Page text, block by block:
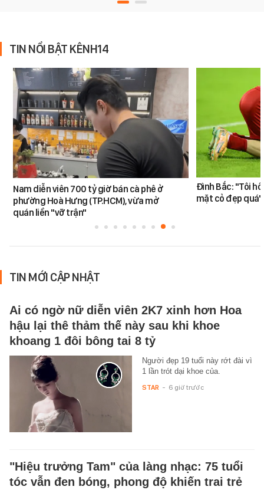
TIN NỔI BẬT KÊNH14
Nam diễn viên 700 tỷ giờ bán cà phê ở
phường Hoà Hưng (TP.HCM), vừa mở
quán liền "vỡ trận"
Đình Bắc: "Tôi
mặt cỏ đẹp quá"
TIN MỚI CẬP NHẬT
Ai có ngờ nữ diễn viên 2K7 xinh hơn Hoa
hậu lại thê thảm thế này sau khi khoe
khoang 1 đôi bông tai 8 tỷ
Người đẹp 19 tuổi này rớt đài vì
1 lần trót dại khoe của.
STAR - 6 giờ trước
"Hiệu trưởng Tam" của làng nhạc: 75 tuổi
tóc vẫn đen bóng, phong độ khiến trai trẻ